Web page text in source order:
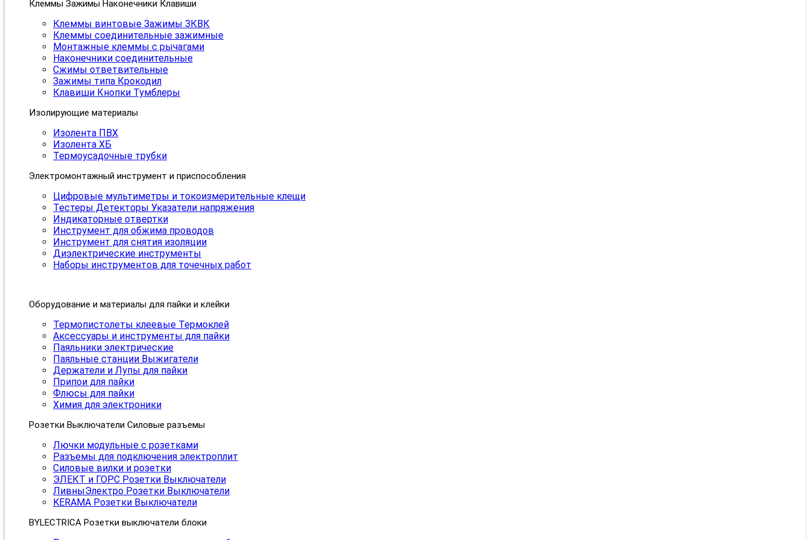
Клеммы Зажимы Наконечники Клавиши
Клеммы винтовые Зажимы ЗКВК
Клеммы соединительные зажимные
Монтажные клеммы с рычагами
Наконечники соединительные
Сжимы ответвительные
Зажимы типа Крокодил
Клавиши Кнопки Тумблеры
Изолирующие материалы
Изолента ПВХ
Изолента ХБ
Термоусадочные трубки
Электромонтажный инструмент и приспособления
Цифровые мультиметры и токоизмерительные клещи
Тестеры Детекторы Указатели напряжения
Индикаторные отвертки
Инструмент для обжима проводов
Инструмент для снятия изоляции
Диэлектрические инструменты
Наборы инструментов для точечных работ
Оборудование и материалы для пайки и клейки
Термопистолеты клеевые Термоклей
Аксессуары и инструменты для пайки
Паяльники электрические
Паяльные станции Выжигатели
Держатели и Лупы для пайки
Припои для пайки
Флюсы для пайки
Химия для электроники
Розетки Выключатели Силовые разъемы
Лючки модульные с розетками
Разъемы для подключения электроплит
Силовые вилки и розетки
ЭЛЕКТ и ГОРС Розетки Выключатели
ЛивныЭлектро Розетки Выключатели
KERAMA Розетки Выключатели
BYLECTRICA Розетки выключатели блоки